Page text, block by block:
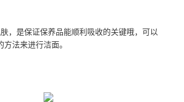
，是保证保养品能顺利吸收的关键哦，可以
法来进行洁面。